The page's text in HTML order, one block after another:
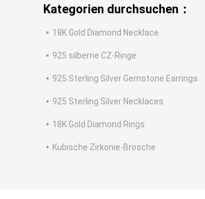
Kategorien durchsuchen：
18K Gold Diamond Necklace
925 silberne CZ-Ringe
925 Sterling Silver Gemstone Earrings
925 Sterling Silver Necklaces
18K Gold Diamond Rings
Kubische Zirkonie-Brosche